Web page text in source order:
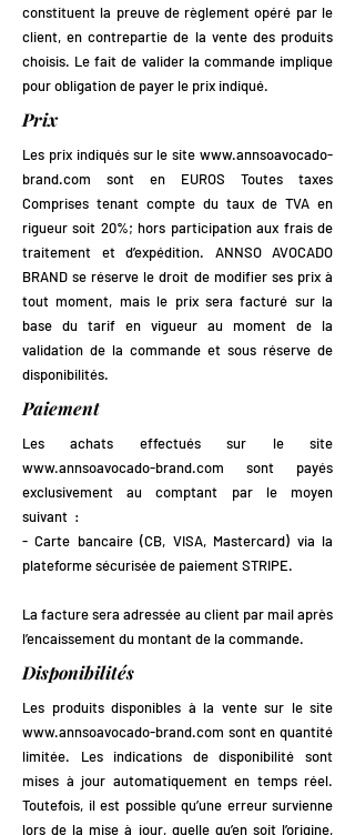
constituent la preuve de règlement opéré par le
client, en contrepartie de la vente des produits
choisis. Le fait de valider la commande implique
pour obligation de payer le prix indiqué.
Prix
Les prix indiqués sur le site www.annsoavocado-
brand.com sont en EUROS Toutes taxes
Comprises tenant compte du taux de TVA en
rigueur soit 20%; hors participation aux frais de
traitement et d’expédition. ANNSO AVOCADO
BRAND se réserve le droit de modifier ses prix à
tout moment, mais le prix sera facturé sur la
base du tarif en vigueur au moment de la
validation de la commande et sous réserve de
disponibilités.
Paiement
Les achats effectués sur le site
www.annsoavocado-brand.com sont payés
exclusivement au comptant par le moyen
suivant :
- Carte bancaire (CB, VISA, Mastercard) via la
plateforme sécurisée de paiement STRIPE.
La facture sera adressée au client par mail après
l’encaissement du montant de la commande.
Disponibilités
​Les produits disponibles à la vente sur le site
www.annsoavocado-brand.com sont en quantité
limitée. Les indications de disponibilité sont
mises à jour automatiquement en temps réel.
Toutefois, il est possible qu’une erreur survienne
lors de la mise à jour, quelle qu’en soit l’origine,